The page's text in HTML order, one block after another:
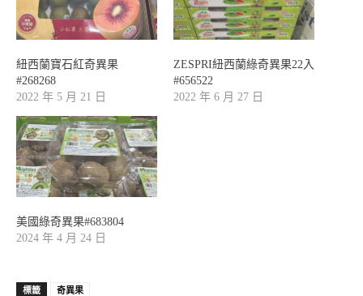
紐西蘭寶石紅奇異果
#268268
2022 年 5 月 21 日
ZESPRI紐西蘭綠奇異果22入
#656522
2022 年 6 月 27 日
美國綠奇異果#683804
2024 年 4 月 24 日
標籤 奇異果